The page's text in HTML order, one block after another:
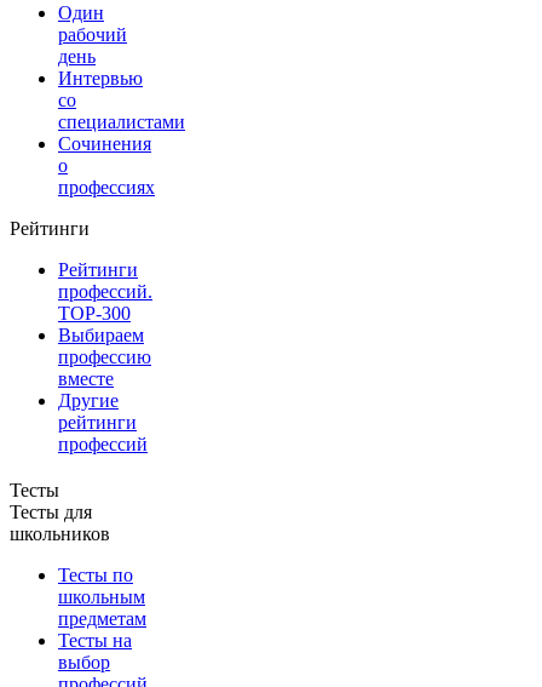
Один
рабочий
день
Интервью
со
специалистами
Сочинения
о
профессиях
Рейтинги
Рейтинги
профессий.
TOP-300
Выбираем
профессию
вместе
Другие
рейтинги
профессий
Тесты
Тесты для
школьников
Тесты по
школьным
предметам
Тесты на
выбор